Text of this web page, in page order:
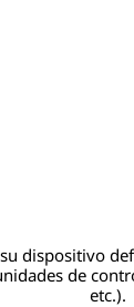
dispositivo
de
etc.).